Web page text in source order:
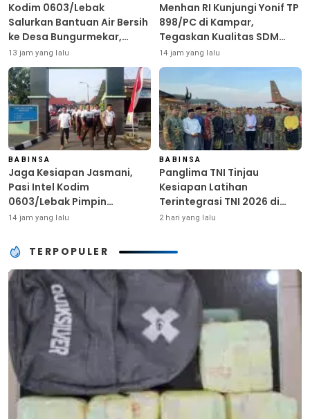
Kodim 0603/Lebak
Salurkan Bantuan Air Bersih
ke Desa Bungurmekar,
Ringankan Beban Warga
Terdampak Kemarau
13 jam yang lalu
Menhan RI Kunjungi Yonif TP
898/PC di Kampar,
Tegaskan Kualitas SDM
Kunci Kekuatan TNI
14 jam yang lalu
BABINSA
Jaga Kesiapan Jasmani,
Pasi Intel Kodim
0603/Lebak Pimpin
Pembinaan Fisik Rutin
14 jam yang lalu
BABINSA
Panglima TNI Tinjau
Kesiapan Latihan
Terintegrasi TNI 2026 di
Dabo Singkep
2 hari yang lalu
TERPOPULER